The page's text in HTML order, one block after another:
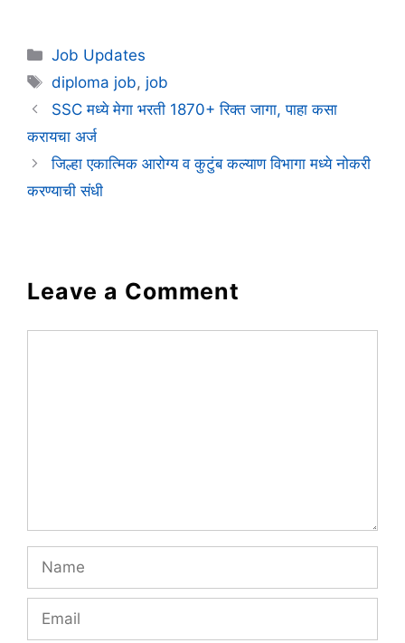
Categories
Job Updates
Tags
diploma job, job
SSC मध्ये मेगा भरती 1870+ रिक्त जागा, पाहा कसा
करायचा अर्ज
जिल्हा एकात्मिक आरोग्य व कुटुंब कल्याण विभागा मध्ये नोकरी
करण्याची संधी
Leave a Comment